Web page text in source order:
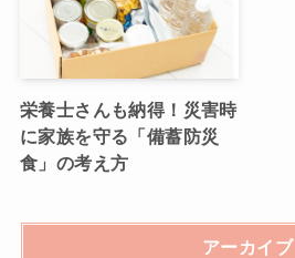
栄養士さんも納得！災害時
に家族を守る「備蓄防災
食」の考え方
アーカイブ